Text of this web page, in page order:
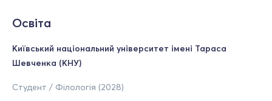
Освіта
Київський національний університет імені Тараса
Шевченка (КНУ)
Студент / Філологія (2028)